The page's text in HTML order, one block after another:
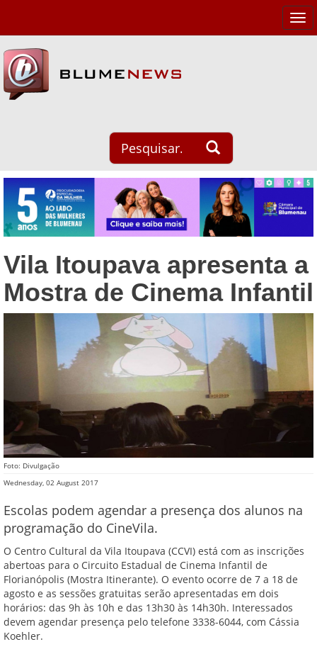
Vila Itoupava apresenta a
Mostra de Cinema Infantil
Foto: Divulgação
Wednesday, 02 August 2017
Escolas podem agendar a presença dos alunos na
programação do CineVila.
O Centro Cultural da Vila Itoupava (CCVI) está com as inscrições
abertoas para o Circuito Estadual de Cinema Infantil de
Florianópolis (Mostra Itinerante). O evento ocorre de 7 a 18 de
agosto e as sessões gratuitas serão apresentadas em dois
horários: das 9h às 10h e das 13h30 às 14h30h. Interessados
devem agendar presença pelo telefone 3338-6044, com Cássia
Koehler.